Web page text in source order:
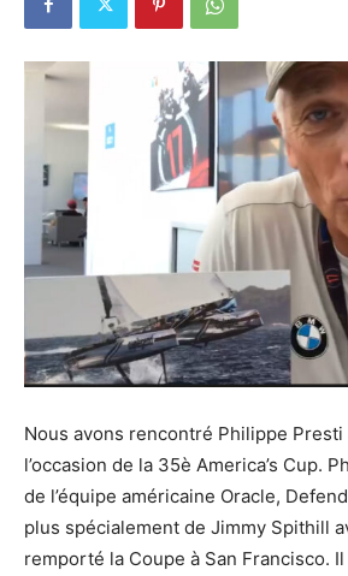
Nous avons rencontré Philippe Presti
l’occasion de la 35è America’s Cup.
de l’équipe américaine Oracle,
plus spécialement de Jimmy Spithill
remporté la Coupe à San Francisco.